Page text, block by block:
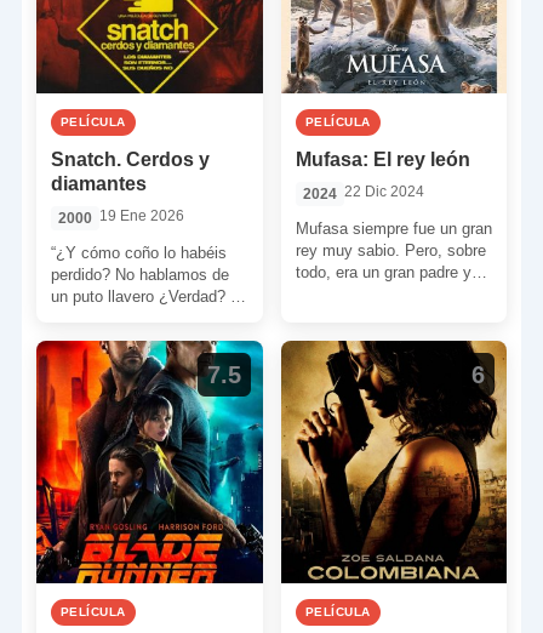
PELÍCULA
Snatch. Cerdos y
diamantes
2000 19 Ene 2026
“¿Y cómo coño lo habéis
perdido? No hablamos de
un puto llavero ¿Verdad? Y
[…]
PELÍCULA
Mufasa: El rey león
2024 22 Dic 2024
Mufasa siempre fue un gran
rey muy sabio. Pero, sobre
todo, era un gran padre y
7.5
PELÍCULA
6
PELÍCULA